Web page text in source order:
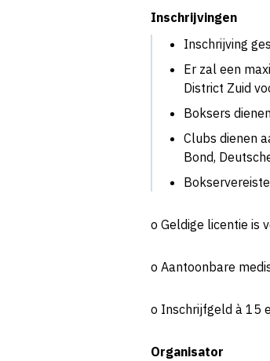
Inschrijvingen
Inschrijving
Er zal een
District Zuid
Boksers
Clubs dienen
Bond,
o Geldige licentie is
o Aantoonbare
o Inschrijfgeld à 15
Organisator